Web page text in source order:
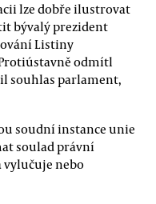
lze dobře ilustrovat
bývalý prezident
Listiny
odmítl
souhlas parlament,
soudní instance unie
soulad právní
vylučuje nebo